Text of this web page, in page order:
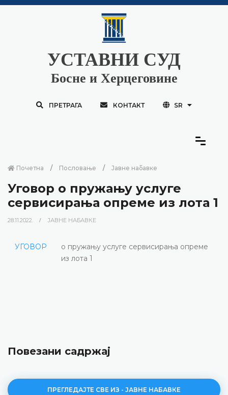
УСТАВНИ СУД
Босне и Херцеговине
ПРЕТРАГА КОНТАКТ SR
Почетна Пословање Јавне набавке
Уговор о пружању услуге
сервисирања опреме из лота 1
28.11.2022. ЈАВНЕ НАБАВКЕ
УГОВОР
о пружању услуге сервисирања опреме
из лота 1
Повезани садржај
ПРЕГЛЕДАЈТЕ СВЕ ИЗ - ЈАВНЕ НАБАВКЕ